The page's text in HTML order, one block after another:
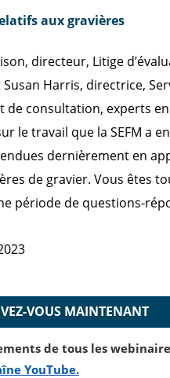
aux gravières
directeur, Litige
Harris, directrice,
de consultation, experts
le travail que la SEFM a
dernièrement en
de gravier. Vous êtes
période de questions-
VOUS MAINTENANT
de tous les
YouTube.